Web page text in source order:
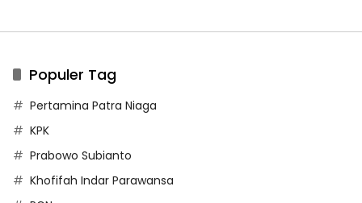
Populer Tag
Pertamina Patra Niaga
KPK
Prabowo Subianto
Khofifah Indar Parawansa